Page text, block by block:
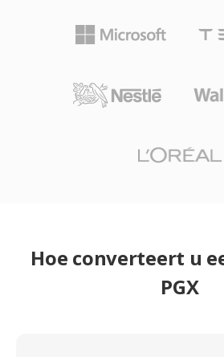
Hoe converteert u
PGX